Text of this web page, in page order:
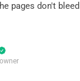
pages don't